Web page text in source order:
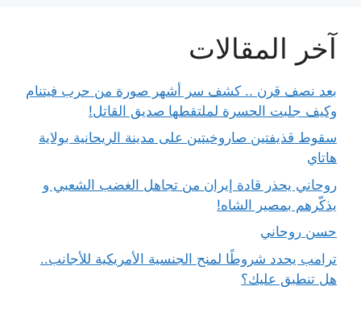
آخر المقالات
بعد نصف قرن .. كشف سر أشهر صورة من حرب فيتنام
وكيف جلبت الحسرة لملتقطها صديق القاتل!
سقوط قذيفتين صاروخيتين على مدينة الريحانية بولاية
هاتاي
روحاني يحذر قادة إيران من تجاهل الغضب الشعبي و
يذكّرهم بمصير الشاه!
حسن روحاني
ترامب يحدد شروطًا لمنح الجنسية الأمريكية للأجانب..
هل تنطبق عليك؟